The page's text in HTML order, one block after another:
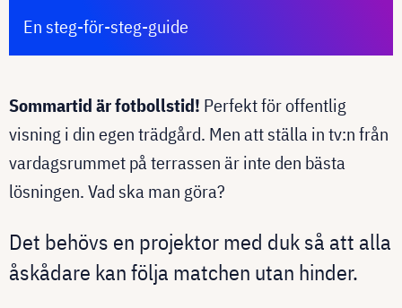
En steg-för-steg-guide
Sommartid är fotbollstid! Perfekt för offentlig
visning i din egen trädgård. Men att ställa in tv:n från
vardagsrummet på terrassen är inte den bästa
lösningen. Vad ska man göra?
Det behövs en projektor med duk så att alla
åskådare kan följa matchen utan hinder.